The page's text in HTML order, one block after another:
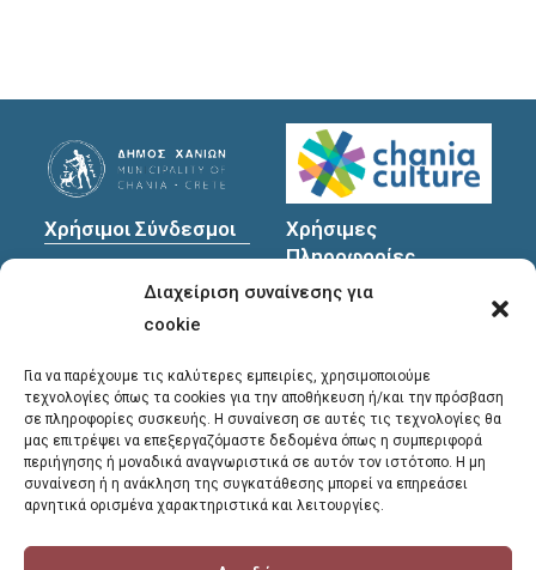
Διαχείριση συναίνεσης για
cookie
Για να παρέχουμε τις καλύτερες εμπειρίες, χρησιμοποιούμε
τεχνολογίες όπως τα cookies για την αποθήκευση ή/και την πρόσβαση
σε πληροφορίες συσκευής. Η συναίνεση σε αυτές τις τεχνολογίες θα
μας επιτρέψει να επεξεργαζόμαστε δεδομένα όπως η συμπεριφορά
περιήγησης ή μοναδικά αναγνωριστικά σε αυτόν τον ιστότοπο. Η μη
συναίνεση ή η ανάκληση της συγκατάθεσης μπορεί να επηρεάσει
αρνητικά ορισμένα χαρακτηριστικά και λειτουργίες.
Χρήσιμοι Σύνδεσμοι
Προσωπικών
Χρήσιμες
Πληροφορίες
Διεύθυνση
Χανιά, 731 35
Τηλέφωνα
επικοινωνίας:
28213 41661
28213